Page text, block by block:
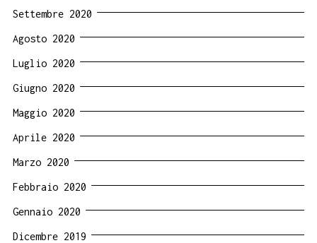
Settembre 2020
Agosto 2020
Luglio 2020
Giugno 2020
Maggio 2020
Aprile 2020
Marzo 2020
Febbraio 2020
Gennaio 2020
Dicembre 2019